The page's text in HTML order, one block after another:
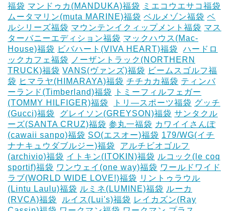
福袋 マンドゥカ(MANDUKA)福袋
ミエコウエサコ福袋
ムータマリン(muta MARINE)福袋 ベルメゾン福袋 ベ
ルシリーズ福袋 マウンテンイクィップメント福袋 マス
ターバニーエディション福袋 マックハウス(Mac-
House)福袋 ビバハート(VIVA HEART)福袋
ハードロ
ックカフェ福袋
ノーザントラック(NORTHERN
TRUCK)福袋 VANS(ヴァンズ)福袋 ビームスゴルフ福
袋 ヒマラヤ(HIMARAYA)福袋 チチカカ福袋 ティンバ
ーランド(Timberland)福袋
トミーフィルフェガー
(TOMMY HILFIGER)福袋
トリ―スポーツ福袋 グッチ
(Gucci)福袋
グレイソン(GREYSON)福袋 サンタクル
ーズ(SANTA CRUZ)福袋 参丸一福袋 カワイイさんぽ
(cawaii sanpo)福袋 SO(エスオー)福袋 179/WG(イチ
ナナキュウダブルジー)福袋
アルチビオゴルフ
(archivio)福袋 イトキン(ITOKIN)福袋 ルコック(le coq
sportif)福袋 ワンウェイ(one way)福袋 ワールドワイド
ラブ(WORLD WIDE LOVE!)福袋 リントゥラウル
(Lintu Laulu)福袋 ルミネ(LUMINE)福袋 ルーカ
(RVCA)福袋
ルイス(Lui's)福袋 レイカズン(Ray